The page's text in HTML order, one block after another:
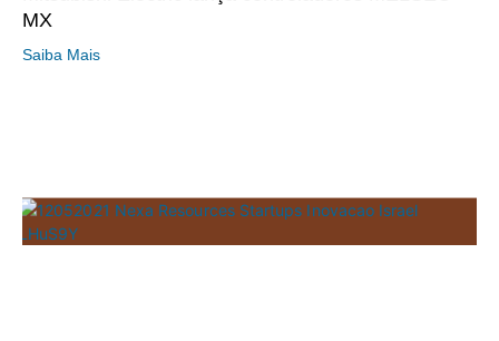
MX
Saiba Mais